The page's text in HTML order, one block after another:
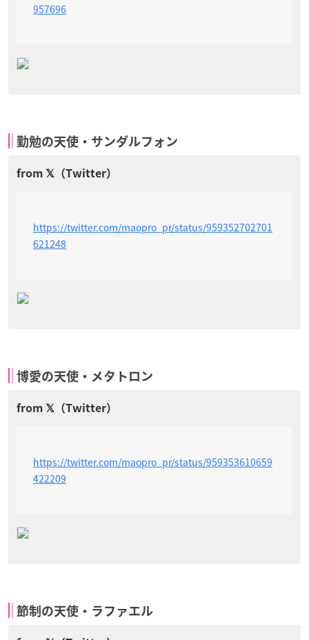
957696
勤勉の天使・サンダルフォン
https://twitter.com/maopro_pr/status/959352702701
621248
博愛の天使・メタトロン
https://twitter.com/maopro_pr/status/959353610659
422209
節制の天使・ラファエル